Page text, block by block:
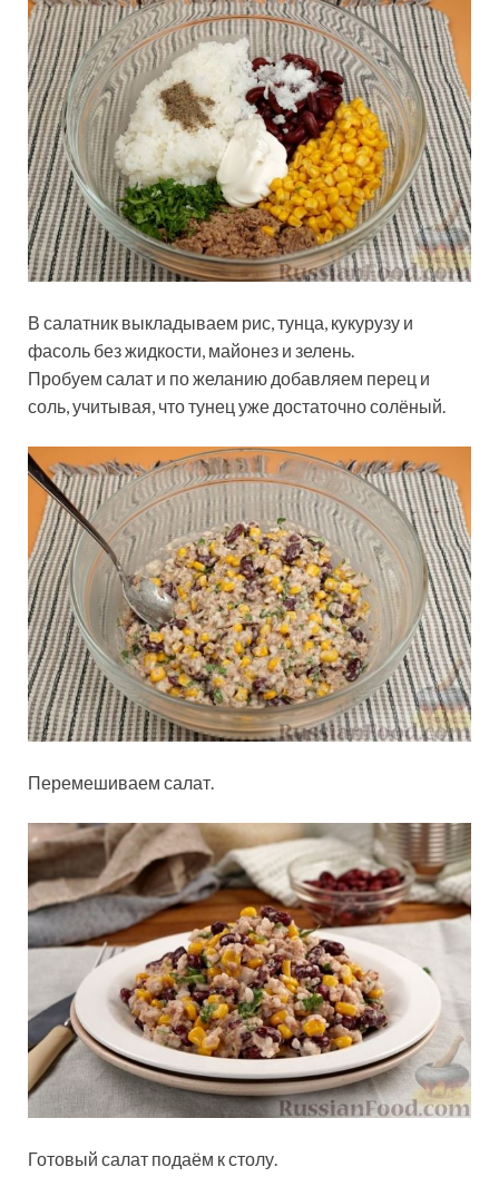
В салатник выкладываем рис, тунца, кукурузу и
фасоль без жидкости, майонез и зелень.
Пробуем салат и по желанию добавляем перец и
соль, учитывая, что тунец уже достаточно солёный.
Перемешиваем салат.
Готовый салат подаём к столу.